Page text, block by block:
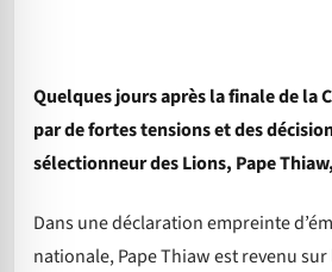
Quelques jours après la finale de la
par de fortes tensions et des
sélectionneur des Lions, Pape
Dans une déclaration empreinte
nationale, Pape Thiaw est revenu